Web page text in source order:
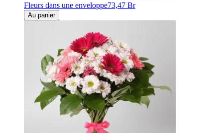
Fleurs dans une enveloppe73,47 Br
Au panier